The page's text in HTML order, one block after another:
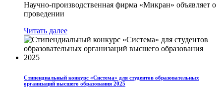
Научно-производственная фирма «Микран» объявляет о
проведении
Читать далее
Стипендиальный конкурс «Система» для студентов образовательных
организаций высшего образования 2025